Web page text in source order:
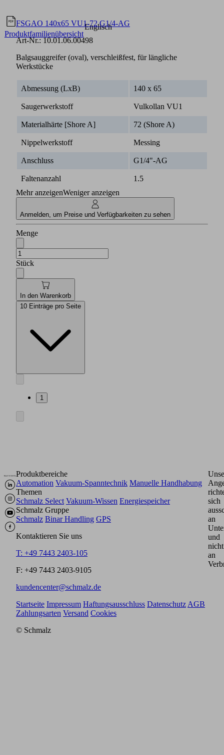
Produktfamilienübersicht
Englisch
FSGAO 140x65 VU1-72 G1/4-AG
Art-Nr.:10.01.06.00498
Balgsauggreifer (oval), verschleißfest, für längliche
Werkstücke
Abmessung (LxB) 140 x 65
Saugerwerkstoff Vulkollan VU1
Materialhärte [Shore A] 72 (Shore A)
Nippelwerkstoff Messing
Anschluss G1/4"-AG
Faltenanzahl
1.5
Mehr anzeigenWeniger anzeigen
Anmelden, um Preise und Verfügbarkeiten zu sehen
Menge
Stück
In den Warenkorb
10 Einträge pro Seite
1
Produktbereiche
Automation Vakuum-Spanntechnik Manuelle Handhabung
Themen
Schmalz Select Vakuum-Wissen Energiespeicher
Schmalz Gruppe
Schmalz Binar Handling GPS
Kontaktieren Sie uns
T: +49 7443 2403-105
F: +49 7443 2403-9105
kundencenter@schmalz.de
sich
an
und
nicht
an
Startseite Impressum Haftungsausschluss Datenschutz AGB
Zahlungsarten Versand Cookies
© Schmalz